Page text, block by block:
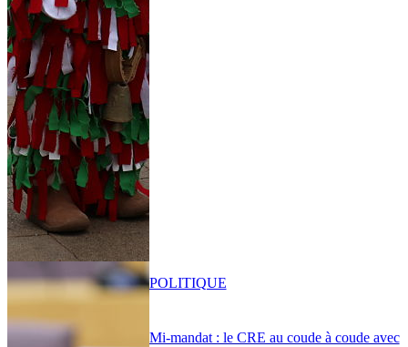
Mi-mandat : le CRE au coude à coude avec
POLITIQUE